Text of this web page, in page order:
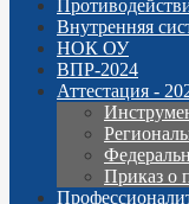
Внутренняя
НОК ОУ
ВПР-2024
Аттестация -
Приказ о